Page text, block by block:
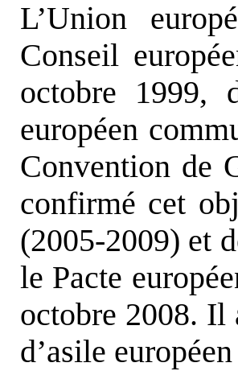
L’Union
Conseil
octobre 1999,
européen
Convention de
confirmé cet
(2005-2009) et
le Pacte
octobre 2008. Il
d’asile